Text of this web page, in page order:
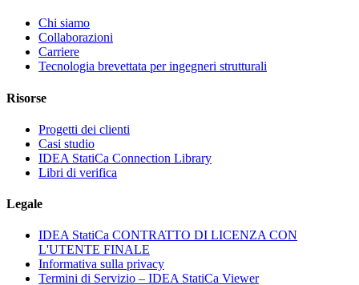
Chi siamo
Collaborazioni
Carriere
Tecnologia brevettata per ingegneri strutturali
Risorse
Progetti dei clienti
Casi studio
IDEA StatiCa Connection Library
Libri di verifica
Legale
IDEA StatiCa CONTRATTO DI LICENZA CON
L'UTENTE FINALE
Informativa sulla privacy
Termini di Servizio – IDEA StatiCa Viewer